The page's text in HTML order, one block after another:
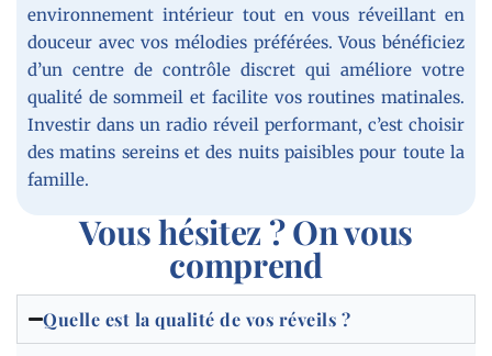
environnement intérieur tout en vous réveillant en
douceur avec vos mélodies préférées. Vous bénéficiez
d’un centre de contrôle discret qui améliore votre
qualité de sommeil et facilite vos routines matinales.
Investir dans un radio réveil performant, c’est choisir
des matins sereins et des nuits paisibles pour toute la
famille.
Vous hésitez ? On vous
comprend
Quelle est la qualité de vos réveils ?